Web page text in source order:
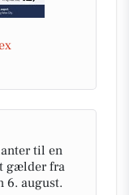
til en
gælder fra
6. august.